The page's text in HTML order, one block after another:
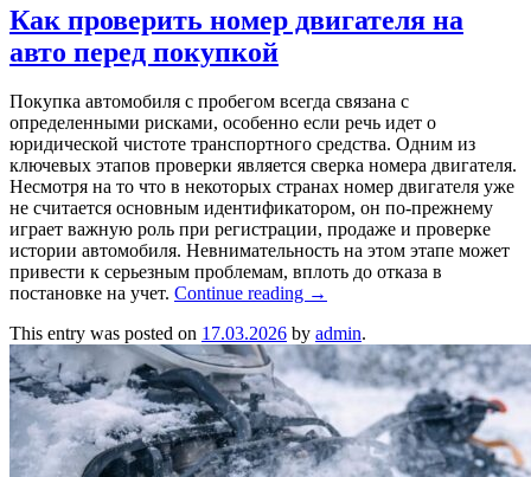
Как проверить номер двигателя на
авто перед покупкой
Покупка автомобиля с пробегом всегда связана с
определенными рисками, особенно если речь идет о
юридической чистоте транспортного средства. Одним из
ключевых этапов проверки является сверка номера двигателя.
Несмотря на то что в некоторых странах номер двигателя уже
не считается основным идентификатором, он по-прежнему
играет важную роль при регистрации, продаже и проверке
истории автомобиля. Невнимательность на этом этапе может
привести к серьезным проблемам, вплоть до отказа в
постановке на учет. Continue reading →
This entry was posted on 17.03.2026 by admin.